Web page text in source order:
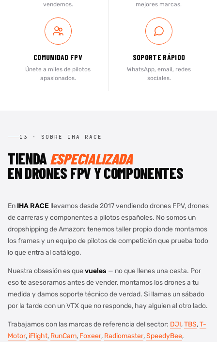
vendemos.
mejores marcas.
COMUNIDAD FPV
Únete a miles de pilotos
apasionados.
SOPORTE RÁPIDO
WhatsApp, email, redes
sociales.
13 · SOBRE IHA RACE
TIENDA ESPECIALIZADA
EN DRONES FPV Y COMPONENTES
En IHA RACE llevamos desde 2017 vendiendo drones FPV, drones
de carreras y componentes a pilotos españoles. No somos un
dropshipping de Amazon: tenemos taller propio donde montamos
los frames y un equipo de pilotos de competición que prueba todo
lo que entra al catálogo.
Nuestra obsesión es que vueles — no que llenes una cesta. Por
eso te asesoramos antes de vender, montamos los drones a tu
medida y damos soporte técnico de verdad. Si llamas un sábado
por la tarde con un VTX que no responde, hay alguien al otro lado.
Trabajamos con las marcas de referencia del sector: DJI,TBS,T-
Motor, iFlight, RunCam, Foxeer, Radiomaster,SpeedyBee,